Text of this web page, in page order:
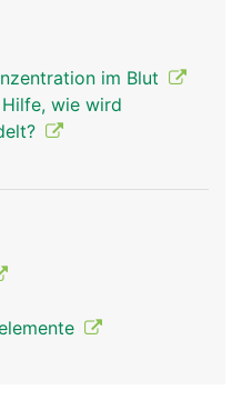
im Blut
wie wird